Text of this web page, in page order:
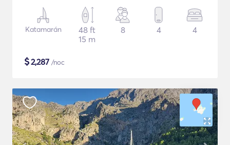
Katamarán
48 ft
15 m
8 4 4
$2,287 /noc